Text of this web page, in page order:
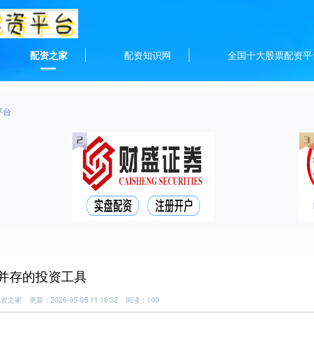
配资之家 配资知识网 全国十大股票配资
台
存的投资工具
之家 更新：2026-05-05 11:16:32 阅读：100